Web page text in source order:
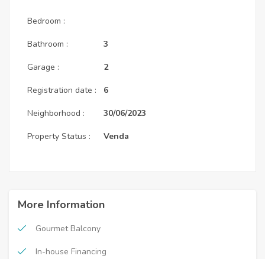
Bedroom :
Bathroom :
Garage :
Registration date :
Neighborhood :
Property Status :
3
2
6
30/06/2023
Venda
More Information
Gourmet Balcony
In-house Financing